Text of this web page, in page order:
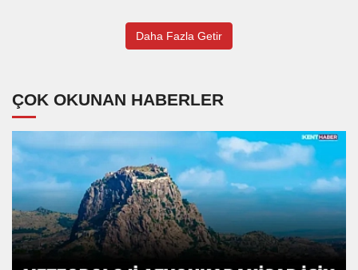
Daha Fazla Getir
ÇOK OKUNAN HABERLER